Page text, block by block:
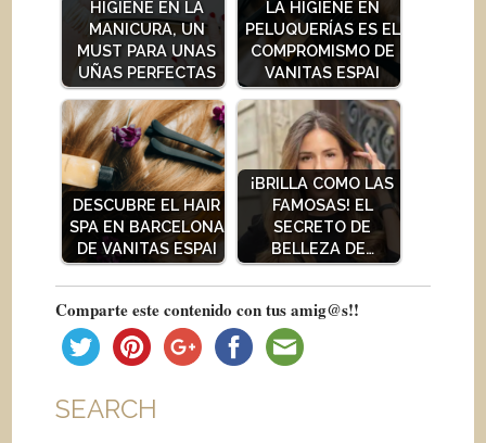
HIGIENE EN LA
MANICURA, UN
MUST PARA UNAS
UÑAS PERFECTAS
LA HIGIENE EN
PELUQUERÍAS ES EL
COMPROMISMO DE
VANITAS ESPAI
DESCUBRE EL HAIR
SPA EN BARCELONA
DE VANITAS ESPAI
¡BRILLA COMO LAS
FAMOSAS! EL
SECRETO DE
BELLEZA DE…
Comparte este contenido con tus amig@s!!
SEARCH